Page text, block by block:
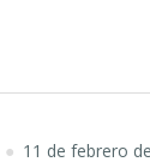
11 de febrero